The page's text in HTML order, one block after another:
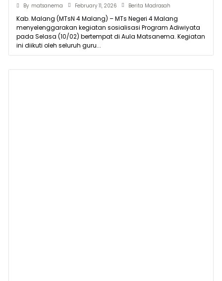
By matsanema February 11, 2026 Berita Madrasah
Kab. Malang (MTsN 4 Malang) – MTs Negeri 4 Malang
menyelenggarakan kegiatan sosialisasi Program Adiwiyata
pada Selasa (10/02) bertempat di Aula Matsanema. Kegiatan
ini diikuti oleh seluruh guru...